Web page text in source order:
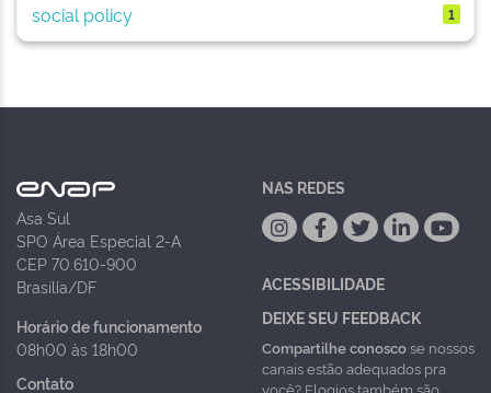
social policy 1
Asa Sul
SPO Área Especial 2-A
CEP 70.610-900
Brasília/DF
Horário de funcionamento
08h00 às 18h00
Contato
NAS REDES
ACESSIBILIDADE
DEIXE SEU FEEDBACK
Compartilhe conoscose nossos
canais estão adequados pra
você? Elogios também são